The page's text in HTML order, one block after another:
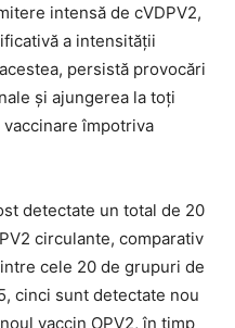
intensă de cVDPV2,
a intensității
persistă provocări
și ajungerea la toți
împotriva
detectate un total de 20
circulante, comparativ
cele 20 de grupuri de
cinci sunt detectate nou
vaccin OPV2, în timp